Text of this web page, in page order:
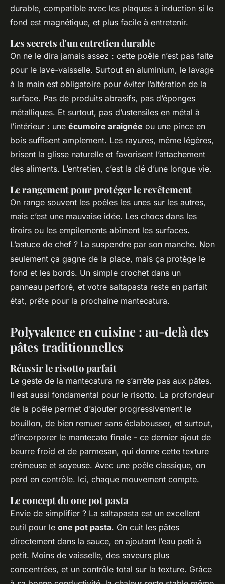
durable, compatible avec les plaques à induction si le
fond est magnétique, et plus facile à entretenir.
Les secrets d'un entretien durable
On ne le dira jamais assez : cette poêle n’est pas faite
pour le lave-vaisselle. Surtout en aluminium, le lavage
à la main est obligatoire pour éviter l’altération de la
surface. Pas de produits abrasifs, pas d’éponges
métalliques. Et surtout, pas d’ustensiles en métal à
l’intérieur : une écumoire araignée ou une pince en
bois suffisent amplement. Les rayures, même légères,
brisent la glisse naturelle et favorisent l’attachement
des aliments. L’entretien, c’est la clé d’une longue vie.
Le rangement pour protéger le revêtement
On range souvent les poêles les unes sur les autres,
mais c’est une mauvaise idée. Les chocs dans les
tiroirs ou les empilements abîment les surfaces.
L’astuce de chef ? La suspendre par son manche. Non
seulement ça gagne de la place, mais ça protège le
fond et les bords. Un simple crochet dans un
panneau perforé, et votre saltapasta reste en parfait
état, prête pour la prochaine mantecatura.
Polyvalence en cuisine : au-delà des
pâtes traditionnelles
Réussir le risotto parfait
Le geste de la mantecatura ne s’arrête pas aux pâtes.
Il est aussi fondamental pour le risotto. La profondeur
de la poêle permet d’ajouter progressivement le
bouillon, de bien remuer sans éclabousser, et surtout,
d’incorporer le mantecato finale - ce dernier ajout de
beurre froid et de parmesan, qui donne cette texture
crémeuse et soyeuse. Avec une poêle classique, on
perd en contrôle. Ici, chaque mouvement compte.
Le concept du one pot pasta
Envie de simplifier ? La saltapasta est un excellent
outil pour le one pot pasta. On cuit les pâtes
directement dans la sauce, en ajoutant l’eau petit à
petit. Moins de vaisselle, des saveurs plus
concentrées, et un contrôle total sur la texture. Grâce